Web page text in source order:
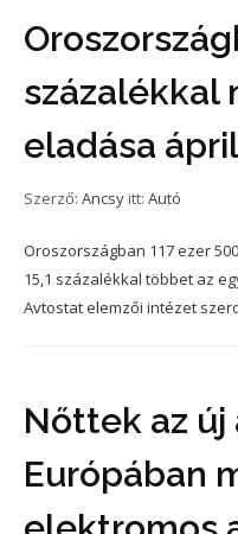
százalékkal
eladása
Szerző: Ancsy itt: Autó
Oroszországban 117 ezer
15,1 százalékkal többet az
Avtostat elemzői intézet
Nőttek az
Európában